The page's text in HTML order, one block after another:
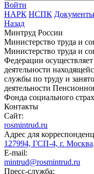
Войти
НАРК НСПК Документы
Назад
Минтруд России
Министерство труда и
Министерство труда и
Федерации
деятельности
службы по труду и
деятельности
Фонда социального
Контакты
Сайт:
rosmintrud.ru
Адрес для
127994, ГСП-4, г.
E-mail:
mintrud@rosmintrud.ru
Пресс-служба: